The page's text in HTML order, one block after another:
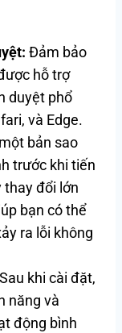
Đảm bảo
hỗ trợ
duyệt phổ
và Edge.
bản sao
trước khi tiến
thay đổi lớn
bạn có thể
ra lỗi không
Sau khi cài đặt,
năng và
động bình